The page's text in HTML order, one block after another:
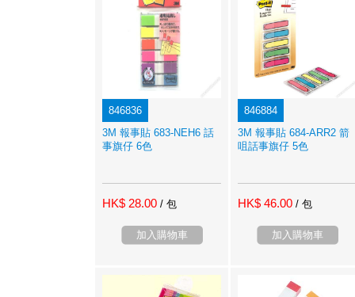
846836
3M 報事貼 683-NEH6 話
事旗仔 6色
HK$ 28.00 / 包
加入購物車
846884
3M 報事貼 684-ARR2 箭
咀話事旗仔 5色
HK$ 46.00 / 包
加入購物車